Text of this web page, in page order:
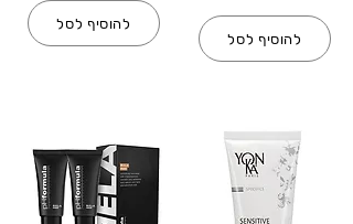
להוסיף לסל
להוסיף לסל